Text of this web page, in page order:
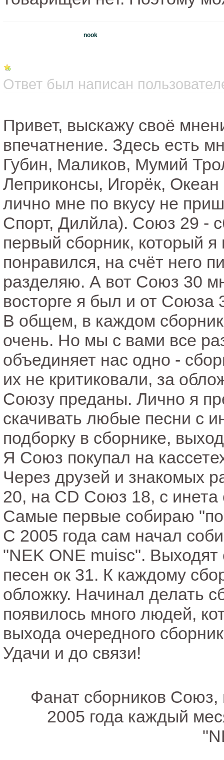
nook
Ответ был написан
Привет, выскажу своё
впечатнение. Здесь есть
Губин, Маликов, Мумий
Леприконсы, Игорёк, Океан
лично мне по вкусу не
Спорт, Дилйла). Союз 29 -
первый сборник, который
понравился, на счёт него
разделяю. А вот Союз 30
восторге я был и от Союза
В общем, в каждом
очень. Но мы с вами все
объединяет нас одно -
их не критиковали, за
Союзу преданы. Лично я
скачивать любые песни с
подборку в сборнике,
Я Союз покупал на
Через друзей и знакомых
20, на CD Союз 18, с
Самые первые собираю
С 2005 года сам начал
"NEK ONE muisc". Выходят
песен ок 31. К каждому
обложку. Начинал делать
появилось много людей,
выхода очередного
Удачи и до связи!
Фанат сборников
2005 года каждый